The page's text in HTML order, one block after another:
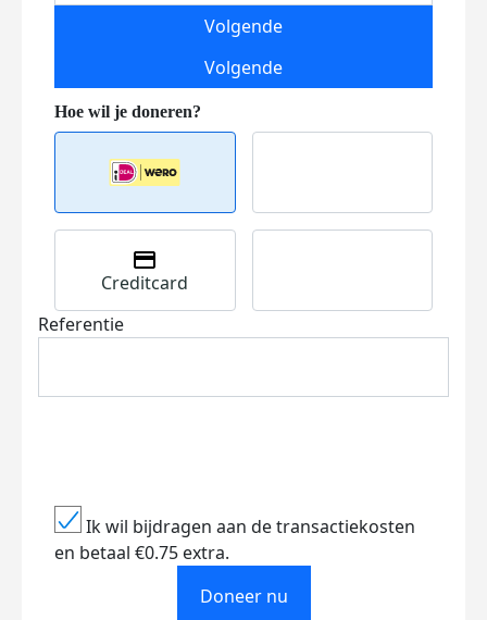
Volgende
Volgende
Creditcard
Referentie
Ik wil bijdragen aan de transactiekosten
en betaal €0.75 extra.
Doneer nu